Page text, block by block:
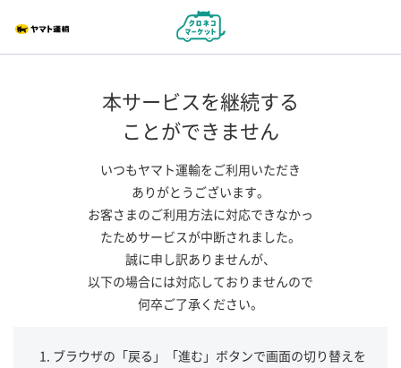
本サービスを継続する
ことができません
いつもヤマト運輸をご利用いただき
ありがとうございます。
お客さまのご利用方法に対応できなかっ
たためサービスが中断されました。
誠に申し訳ありませんが、
以下の場合には対応しておりませんので
何卒ご了承ください。
ブラウザの「戻る」「進む」ボタンで画面の切り替えを